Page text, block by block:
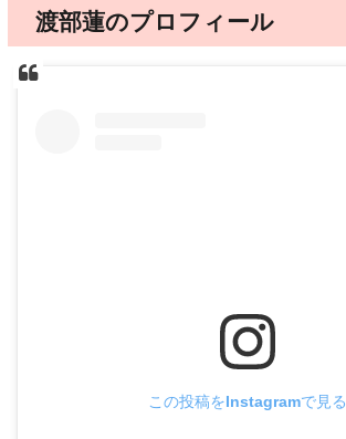
渡部蓮のプロフィール
この投稿をInstagramで見る